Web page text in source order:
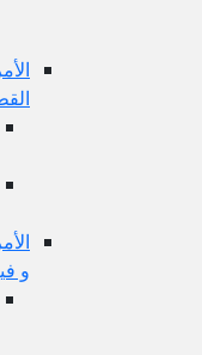
ترك
فيما
الأمر الثالث:
كلام كاشف
مناقشة
توجيه الحكم
مناقشة
الأمر الرابع:
[المقام
الإجمالي في